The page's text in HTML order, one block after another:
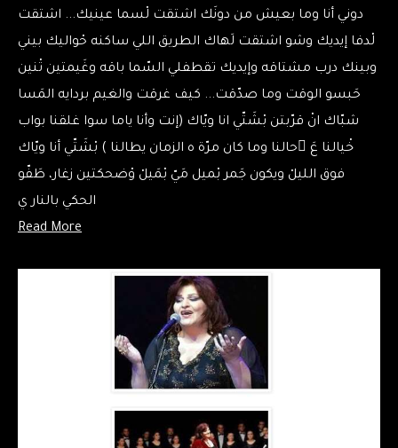
دوني أنا وما بعيش من دونَك اشتقت لْسما عينيك... اشتقت
لْدفا إيديك وشو اشتقت لَهاك الطريق اللي ساكنه حْواليك بيني
وبينك درب مشتاقه وإيديك تقطفلي السّما باقه وغَيمتين تْنين
حَبسو الوقت وما صدّقت... كيف غرقت والغيم بردايه المَسا
شبّاك انْ قرّبتن بْشَتّي انا ويّاك (إنت وأنا ياما سوا غلقنا بواب
خْيالنا عَ َحالنا وما كان مرّة ه الزمان يطالنا ) بْشَتّي أنا ويّاك
فوق الليلْ ويكون جَمر بْميل مَيّ بْمَيلْ وْضحكتين زغار، طَفّو
الحكي بالنار ي
Read More